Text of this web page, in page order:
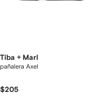
Tiba + Marl
pañalera Axel
$205